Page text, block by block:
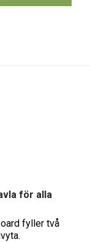
för alla
fyller två